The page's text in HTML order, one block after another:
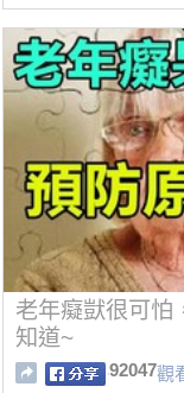
老年癡獃很可怕
知道~
92047觀